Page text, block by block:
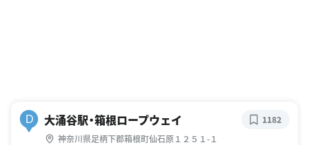
D 大涌谷駅・箱根ロープウェイ
神奈川県足柄下郡箱根町仙石原１２５１-１
1182